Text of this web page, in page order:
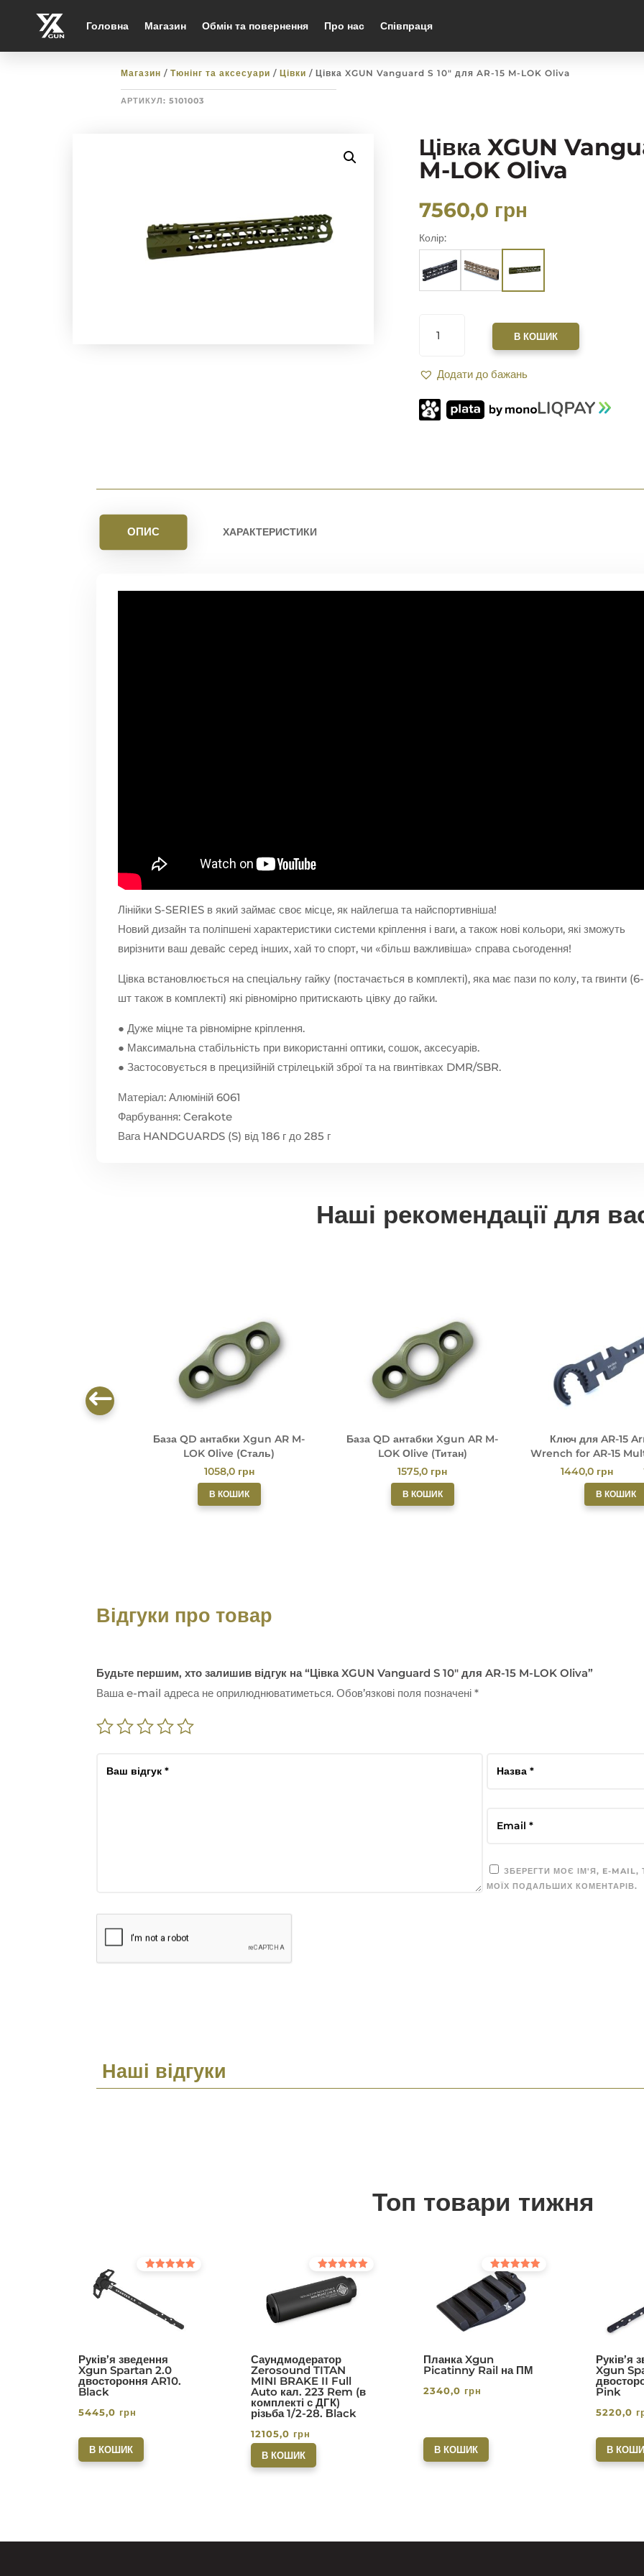
Головна Магазин Обмін та повернення Про нас Співпраця
Магазин / Тюнінг та аксесуари / Цівки / Цівка XGUN Vanguard S 10″ для AR-15 M-LOK Oliva
АРТИКУЛ: 5101003
Цівка XGUN
M-LOK Oliva
7560,0 грн
Колір:
XGUN
10"
AR-
15
В КОШИК
Додати до бажань
ОПИС ХАРАКТЕРИСТИКИ
Лінійки S-SERIES в який займає своє місце, як найлегша та найспортивніша!
Новий дизайн та поліпшені характеристики системи кріплення і ваги, а також нові кольори, які зможуть
вирізнити ваш девайс серед інших, хай то спорт, чи «більш важливіша» справа сьогодення!
Цівка встановлюється на спеціальну гайку (постачається в комплекті), яка має пази по колу, та гвинти (6-
шт також в комплекті) які рівномірно притискають цівку до гайки.
● Дуже міцне та рівномірне кріплення.
● Максимальна стабільність при використанні оптики, сошок, аксесуарів.
● Застосовується в прецизійній стрілецькій зброї та на гвинтівках DMR/SBR.
Матеріал: Алюміній 6061
Фарбування: Cerakote
Вага HANDGUARDS (S) від 186 г до 285 г
Наші рекомендації для
База QD антабки Xgun AR M-
LOK Оlive (Сталь)
1058,0 грн
В КОШИК
База QD антабки Xgun AR M-
LOK Оlive (Титан)
1575,0 грн
В КОШИК
Ключ для AR-15
Wrench for AR-15
Tool by
1440,0 грн
В КОШИК
Відгуки про товар
Будьте першим, хто залишив відгук на “Цівка XGUN Vanguard S 10″ для AR-15 M-LOK Oliva”
Ваша e-mail адреса не оприлюднюватиметься. Обов’язкові поля позначені*
ЗБЕРЕГТИ МОЄ ІМ'Я, E-
МОЇХ ПОДАЛЬШИХ КОМЕНТАРІВ.
Наші відгуки
Топ товари тижня
Руків’я зведення
Xgun Spartan 2.0
двостороння AR10.
Black
5445,0 грн
В КОШИК
Саундмодератор
Zerosound TITAN
MINI BRAKE II Full
Auto кал. 223 Rem (в
комплекті с ДГК)
різьба 1/2-28. Вlack
Оцінено в
5.00
з 5
12105,0 грн
В КОШИК
Планка Xgun
Picatinny Rail на ПМ
Оцінено в
5.00
з 5
2340,0 грн
В КОШИК
Руків’я
Xgun
Pink
5220,0
В